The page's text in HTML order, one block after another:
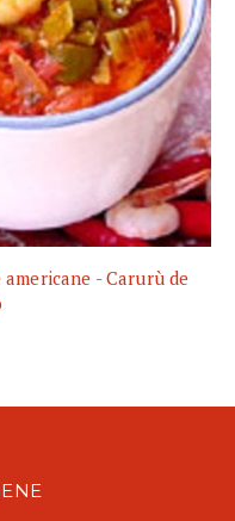
- Carurù de